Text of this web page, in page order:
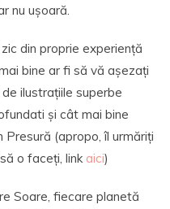
nu ușoară.
din proprie experiență
bine ar fi să vă așezați
ilustrațiile superbe
și cât mai bine
(apropo, îl urmăriți
o faceți, link aici)
Soare, fiecare planetă